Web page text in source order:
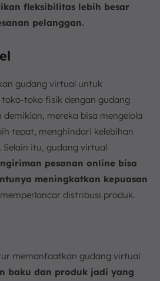
fleksibilitas lebih besar
pelanggan.
gudang virtual untuk
toko fisik dengan gudang
demikian, mereka bisa mengelola
tepat, menghindari kelebihan
itu, gudang virtual
pesanan online bisa
meningkatkan kepuasan
distribusi produk.
memanfaatkan gudang virtual
baku dan produk jadi yang